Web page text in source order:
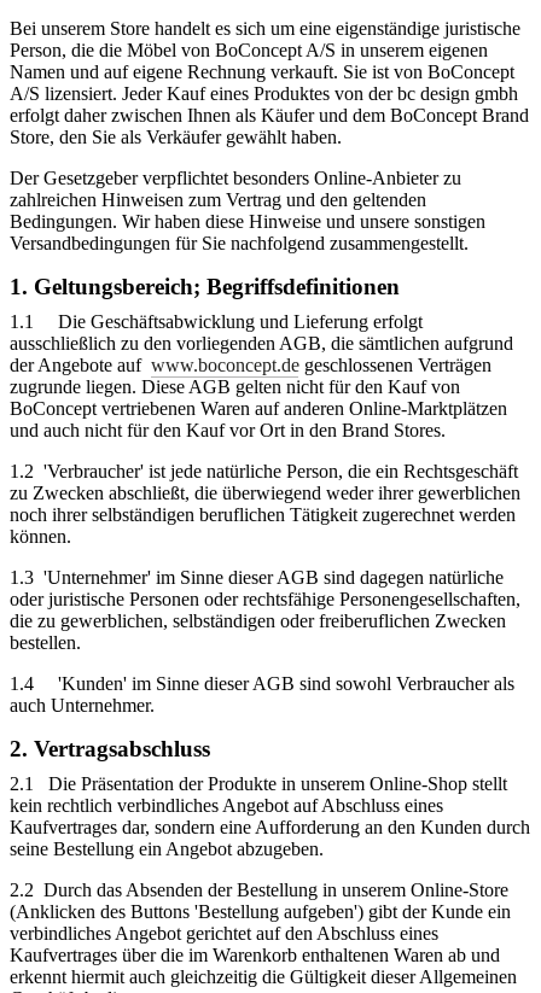
Bei unserem Store handelt es sich um eine eigenständige juristische
Person, die die Möbel von BoConcept A/S in unserem eigenen
Namen und auf eigene Rechnung verkauft. Sie ist von BoConcept
A/S lizensiert. Jeder Kauf eines Produktes von der bc design gmbh
erfolgt daher zwischen Ihnen als Käufer und dem BoConcept Brand
Store, den Sie als Verkäufer gewählt haben.
Der Gesetzgeber verpflichtet besonders Online-Anbieter zu
zahlreichen Hinweisen zum Vertrag und den geltenden
Bedingungen. Wir haben diese Hinweise und unsere sonstigen
Versandbedingungen für Sie nachfolgend zusammengestellt.
1. Geltungsbereich; Begriffsdefinitionen
1.1 Die Geschäftsabwicklung und Lieferung erfolgt
ausschließlich zu den vorliegenden AGB, die sämtlichen aufgrund
der Angebote auf www.boconcept.de geschlossenen Verträgen
zugrunde liegen. Diese AGB gelten nicht für den Kauf von
BoConcept vertriebenen Waren auf anderen Online-Marktplätzen
und auch nicht für den Kauf vor Ort in den Brand Stores.
1.2 'Verbraucher' ist jede natürliche Person, die ein Rechtsgeschäft
zu Zwecken abschließt, die überwiegend weder ihrer gewerblichen
noch ihrer selbständigen beruflichen Tätigkeit zugerechnet werden
können.
1.3 'Unternehmer' im Sinne dieser AGB sind dagegen natürliche
oder juristische Personen oder rechtsfähige Personengesellschaften,
die zu gewerblichen, selbständigen oder freiberuflichen Zwecken
bestellen.
1.4 'Kunden' im Sinne dieser AGB sind sowohl Verbraucher als
auch Unternehmer.
2. Vertragsabschluss
2.1 Die Präsentation der Produkte in unserem Online-Shop stellt
kein rechtlich verbindliches Angebot auf Abschluss eines
Kaufvertrages dar, sondern eine Aufforderung an den Kunden durch
seine Bestellung ein Angebot abzugeben.
2.2 Durch das Absenden der Bestellung in unserem Online-Store
(Anklicken des Buttons 'Bestellung aufgeben') gibt der Kunde ein
verbindliches Angebot gerichtet auf den Abschluss eines
Kaufvertrages über die im Warenkorb enthaltenen Waren ab und
erkennt hiermit auch gleichzeitig die Gültigkeit dieser Allgemeinen